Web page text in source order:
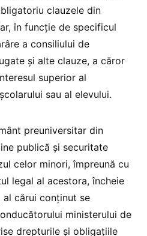
clauzele din
în funcție de specificul
a consiliului de
și alte clauze, a căror
superior al
sau al elevului.
preuniversitar din
publică și securitate
celor minori, împreună cu
legal al acestora, încheie
cărui conținut se
ministerului de
drepturile și obligațiile